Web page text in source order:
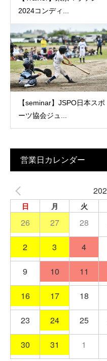
2024コンディ...
【seminar】JSPO日本スポ
ーツ協会ジュ...
営業日カレンダー
日 月 火
26 27 28
2 3 4
9 10 11
16 17 18
23 24 25
30 31 1